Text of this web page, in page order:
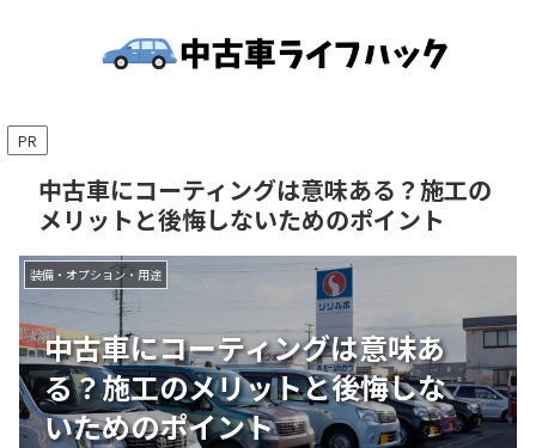
PR
中古車にコーティングは意味ある？施工の
メリットと後悔しないためのポイント
中古車にコーティングは意味あ
る？施工のメリットと後悔しな
いためのポイント
装備・オプション・用途